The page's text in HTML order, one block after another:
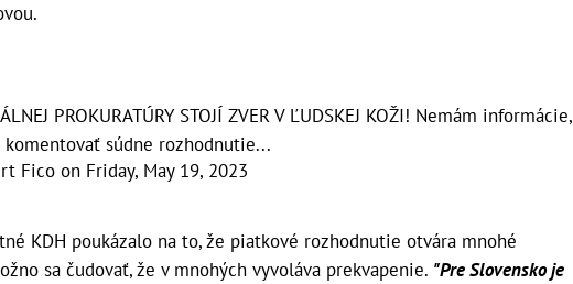
PROKURATÚRY STOJÍ ZVER V ĽUDSKEJ KOŽI! Nemám informácie,
súdne rozhodnutie...
Fico on Friday, May 19, 2023
KDH poukázalo na to, že piatkové rozhodnutie otvára mnohé
sa čudovať, že v mnohých vyvoláva prekvapenie. "Pre Slovensko je